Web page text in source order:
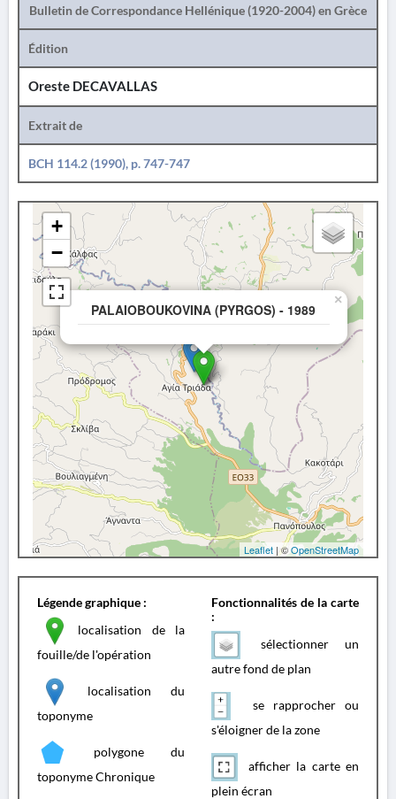
Bulletin de Correspondance Hellénique (1920-2004) en Grèce
Édition
Oreste DECAVALLAS
Extrait de
BCH 114.2 (1990), p. 747-747
PALAIOBOUKOVINA (PYRGOS) - 1989
×
+
−
Leaflet | ©OpenStreetMap
Légende graphique :
localisation de la
fouille/de l'opération
localisation du
toponyme
polygone du
toponyme Chronique
Fonctionnalités de la carte
:
sélectionner un
autre fond de plan
se rapprocher ou
s'éloigner de la zone
afficher la carte en
plein écran